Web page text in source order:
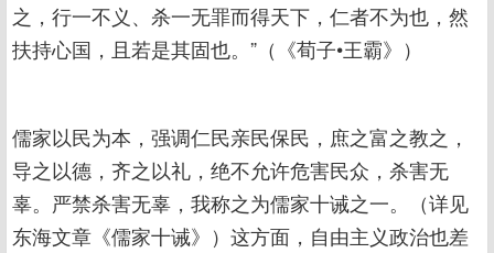
之，行一不义、杀一无罪而得天下，仁者不为也，然
扶持心国，且若是其固也。”（《荀子•王霸》）
儒家以民为本，强调仁民亲民保民，庶之富之教之，
导之以德，齐之以礼，绝不允许危害民众，杀害无
辜。严禁杀害无辜，我称之为儒家十诫之一。（详见
东海文章《儒家十诫》）这方面，自由主义政治也差